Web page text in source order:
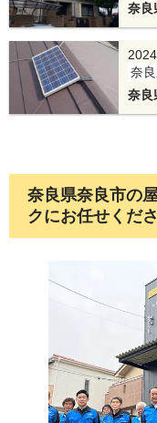
下屋根と外壁が接
いため、慎重に
らの部分もエス
換気棟を設置す
くれるため、野
奈良
アイ
フィ
奈
奈良
りの
奈良県奈良市の
クにお任せくだ